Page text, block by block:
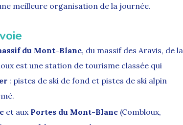
meilleure organisation de la journée.
du Mont-Blanc, du massif des Aravis, de la
est une station de tourisme classée qui
: pistes de ski de fond et pistes de ski alpin
et aux Portes du Mont-Blanc (Combloux,